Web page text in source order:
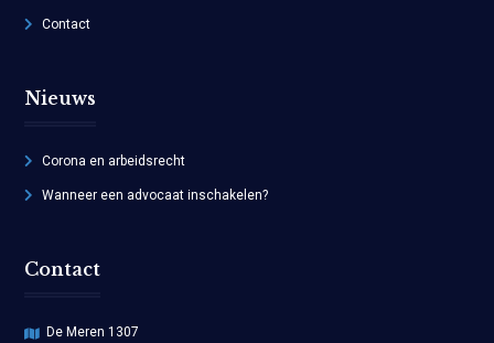
Contact
Nieuws
Corona en arbeidsrecht
Wanneer een advocaat inschakelen?
Contact
De Meren 1307